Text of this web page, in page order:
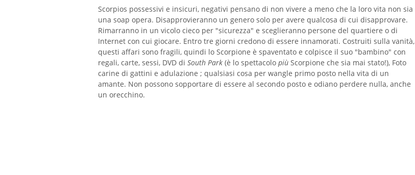
Scorpios possessivi e insicuri, negativi pensano di non vivere a meno che la loro vita non sia
una soap opera. Disapprovieranno un genero solo per avere qualcosa di cui disapprovare.
Rimarranno in un vicolo cieco per "sicurezza" e sceglieranno persone del quartiere o di
Internet con cui giocare. Entro tre giorni credono di essere innamorati. Costruiti sulla vanità,
questi affari sono fragili, quindi lo Scorpione è spaventato e colpisce il suo "bambino" con
regali, carte, sessi, DVD di South Park (è lo spettacolo più Scorpione che sia mai stato!), Foto
carine di gattini e adulazione ; qualsiasi cosa per wangle primo posto nella vita di un
amante. Non possono sopportare di essere al secondo posto e odiano perdere nulla, anche
un orecchino.